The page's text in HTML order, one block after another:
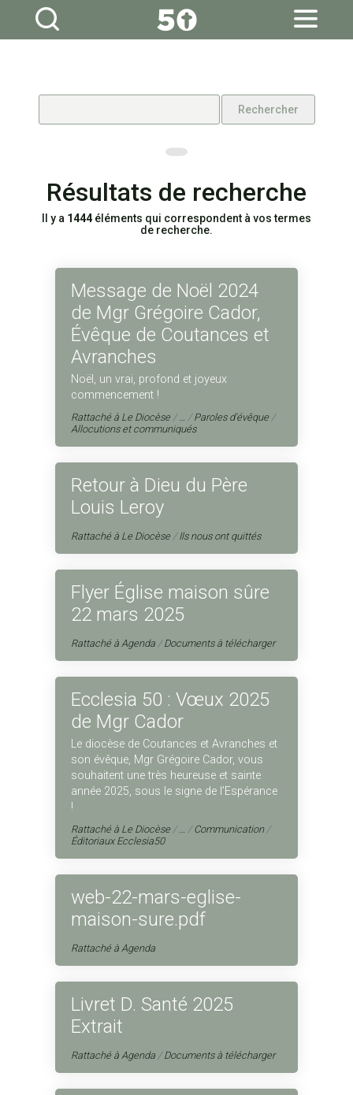
Aller
personnels
Résultats de recherche
Il y a 1444 éléments qui correspondent à vos termes
de recherche.
Message de Noël 2024
de Mgr Grégoire Cador,
Évêque de Coutances et
Avranches
Noël, un vrai, profond et joyeux
commencement !
Rattaché à Le Diocèse /… /Paroles d'évêque /
Allocutions et communiqués
Retour à Dieu du Père
Louis Leroy
Rattaché à Le Diocèse /Ils nous ont quittés
Flyer Église maison sûre
22 mars 2025
Rattaché à Agenda /Documents à télécharger
Ecclesia 50 : Vœux 2025
de Mgr Cador
Le diocèse de Coutances et Avranches et
son évêque, Mgr Grégoire Cador, vous
souhaitent une très heureuse et sainte
année 2025, sous le signe de l’Espérance
!
Rattaché à Le Diocèse /… /Communication /
Éditoriaux Ecclesia50
web-22-mars-eglise-
maison-sure.pdf
Rattaché à Agenda
Livret D. Santé 2025
Extrait
Rattaché à Agenda /Documents à télécharger